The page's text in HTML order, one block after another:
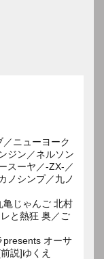
ニューヨーク
ジン／ネルソン
スーヤ／-ZX-／
ノシンプ／九ノ
亀じゃんご 北村
と熱狂 奥／ご
presents オーサ
説]ゆくえ